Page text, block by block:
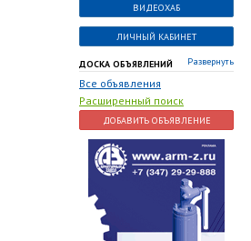
ВИДЕОХАБ
ЛИЧНЫЙ КАБИНЕТ
ДОСКА ОБЪЯВЛЕНИЙ Развернуть
Все объявления
Расширенный поиск
ДОБАВИТЬ ОБЪЯВЛЕНИЕ